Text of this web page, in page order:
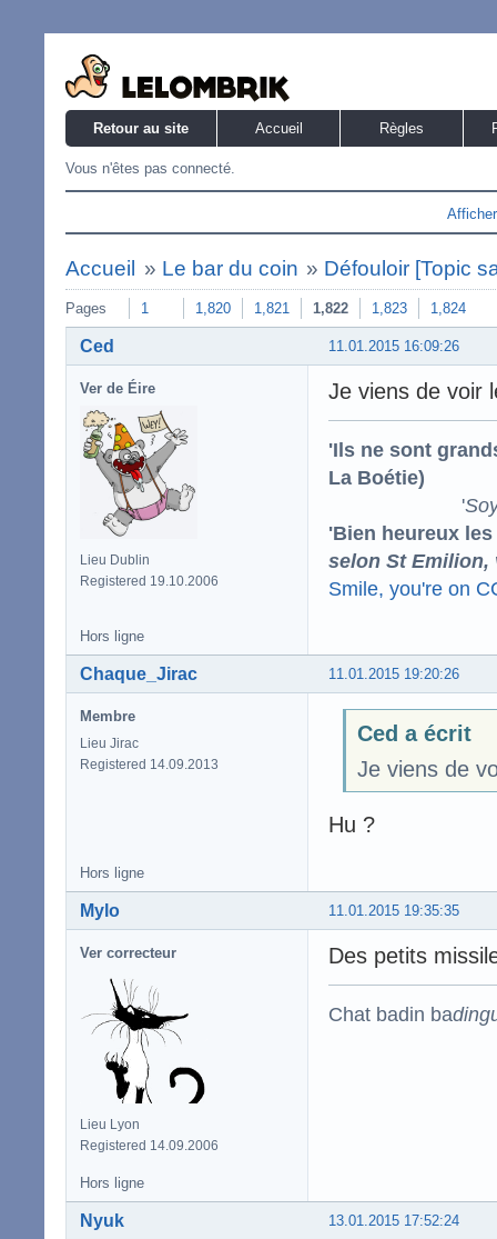
Retour au site Accueil Règles
Vous n'êtes pas connecté.
Accueil » Le bar du coin » Défouloir [Topic
Pages 1 1,820 1,821 1,822 1,823 1,824
11.01.2015 16:09:26
Ced
Ver de Éire
Lieu Dublin
Registered 19.10.2006
Je viens de voir
'Ils ne sont
La Boétie)
'
'Bien heureux
selon St Emilion,
Smile, you're on
Hors ligne
11.01.2015 19:20:26
Chaque_Jirac
Membre
Lieu Jirac
Registered 14.09.2013
Ced a écrit
Je viens de
Hu ?
Hors ligne
11.01.2015 19:35:35
Mylo
Ver correcteur
Lieu Lyon
Registered 14.09.2006
Des petits
Chat badin ba
Hors ligne
13.01.2015 17:52:24
Nyuk